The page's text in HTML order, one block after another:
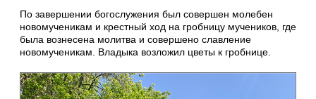
По завершении богослужения был совершен молебен
новомученикам и крестный ход на гробницу мучеников, где
была вознесена молитва и совершено славление
новомученикам. Владыка возложил цветы к гробнице.